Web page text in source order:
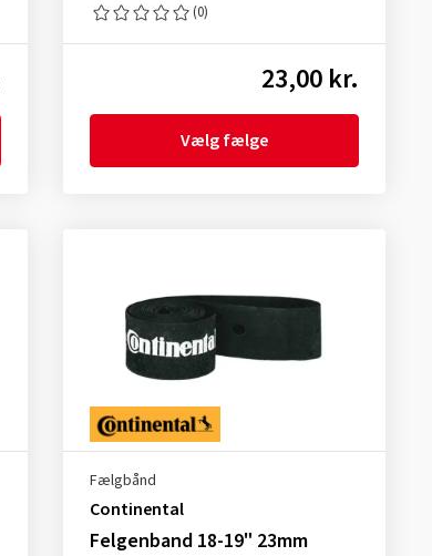
(0)
23,00 kr.
Vælg fælge
Fælgbånd
Continental
Felgenband 18-19" 23mm